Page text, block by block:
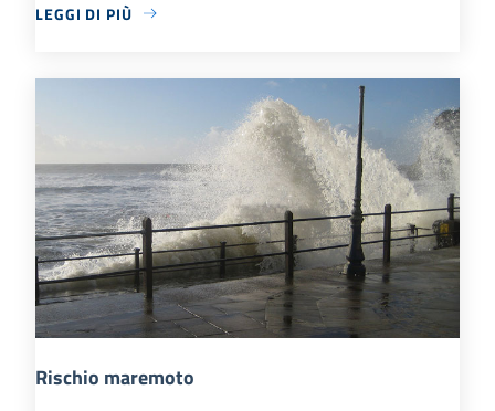
LEGGI DI PIÙ
Rischio maremoto